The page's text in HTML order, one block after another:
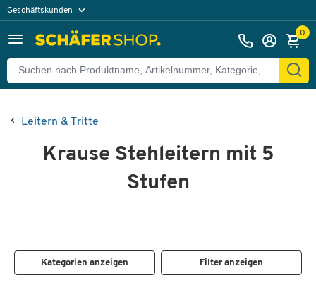
Geschäftskunden
0
Leitern & Tritte
Krause Stehleitern mit 5
Stufen
Kategorien anzeigen Filter anzeigen